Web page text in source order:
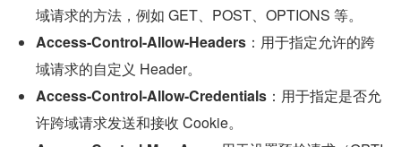
域请求的方法，例如 GET、POST、OPTIONS 等。
Access-Control-Allow-Headers ：用于指定允许的跨
域请求的自定义 Header。
Access-Control-Allow-Credentials ：用于指定是否允
许跨域请求发送和接收 Cookie。